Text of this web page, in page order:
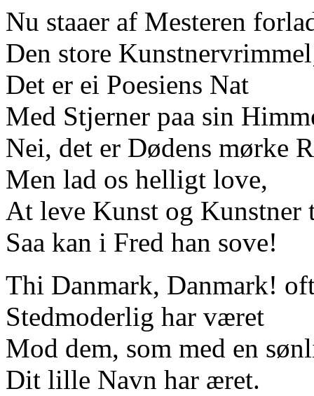
Nu staaer af Mesteren
Den store
Det er ei Poesiens Nat
Med Stjerner paa sin
Nei, det er Dødens mørke
Men lad os helligt love,
At leve Kunst og Kunstner
Saa kan i Fred han sove!
Thi Danmark, Danmark!
Stedmoderlig har været
Mod dem, som med en
Dit lille Navn har æret.